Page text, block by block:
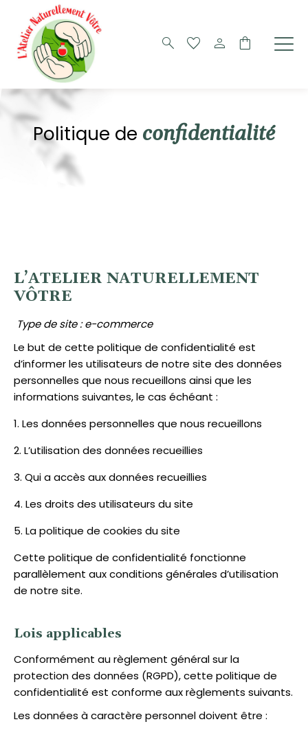
search favorite person shopping_bag
Politique de confidentialité
L’ATELIER NATURELLEMENT
VÔTRE
Type de site : e-commerce
Le but de cette politique de confidentialité est
d’informer les utilisateurs de notre site des données
personnelles que nous recueillons ainsi que les
informations suivantes, le cas échéant :
Les données personnelles que nous recueillons
L’utilisation des données recueillies
Qui a accès aux données recueillies
Les droits des utilisateurs du site
La politique de cookies du site
Cette politique de confidentialité fonctionne
parallèlement aux conditions générales d’utilisation
de notre site.
Lois applicables
Conformément au règlement général sur la
protection des données (RGPD), cette politique de
confidentialité est conforme aux règlements suivants.
Les données à caractère personnel doivent être :